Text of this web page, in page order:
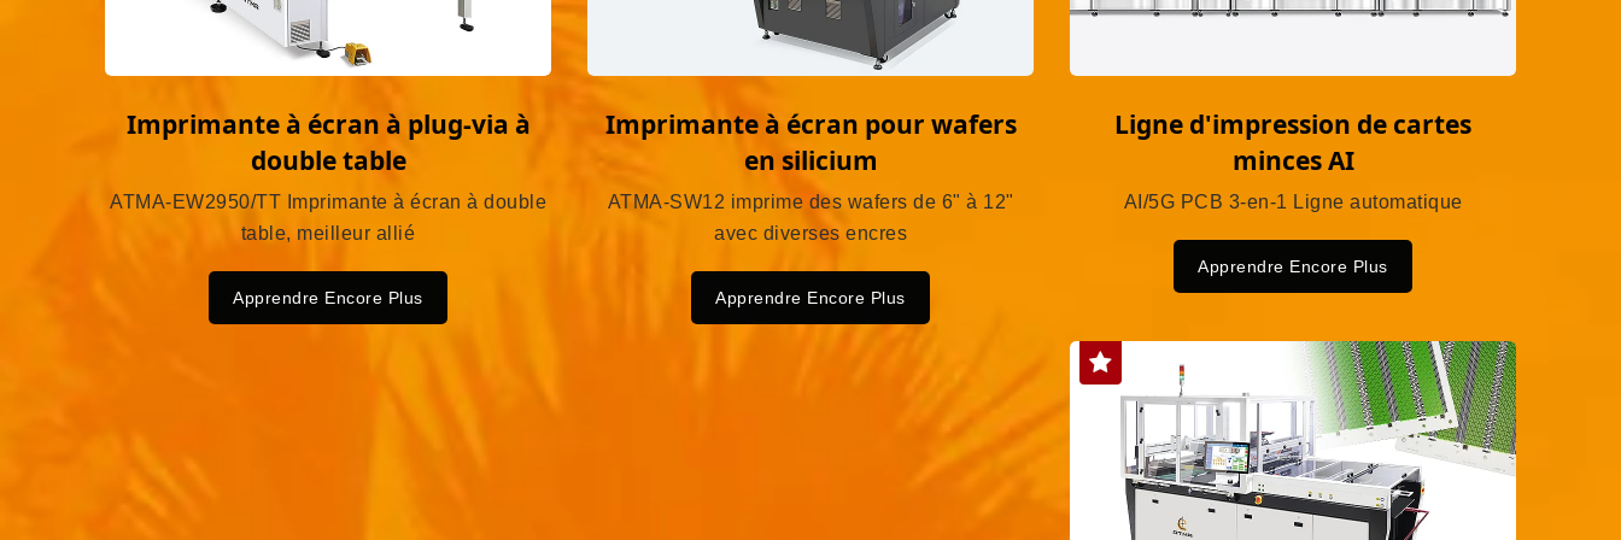
Imprimante à écran à plug-via à
double table
ATMA-EW2950/TT Imprimante à écran à double
table, meilleur allié
Apprendre Encore Plus
Imprimante à écran pour wafers
en silicium
ATMA-SW12 imprime des wafers de 6" à 12"
avec diverses encres
Apprendre Encore Plus
Ligne d'impression de cartes
minces AI
AI/5G PCB 3-en-1 Ligne automatique
Apprendre Encore Plus